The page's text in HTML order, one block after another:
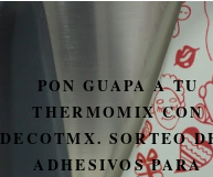
PON GUAPA A TU
THERMOMIX CON
DECOTMX. SORTEO
ADHESIVOS PARA